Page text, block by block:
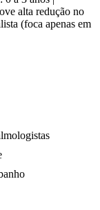
alta redução no
(foca apenas em